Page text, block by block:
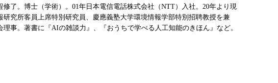
修了。博士（学術）。01年日本電信電話株式会社（NTT）入社。20年より現
研究所客員上席特別研究員、慶應義塾大学環境情報学部特別招聘教授を兼
理事。著書に『AIの雑談力』、『おうちで学べる人工知能のきほん』など。